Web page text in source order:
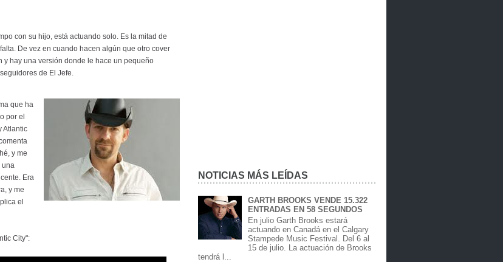
con su hijo, está actuando solo. Es la mitad de
De vez en cuando hacen algún que otro cover
y hay una versión donde le hace un pequeño
de El Jefe.
que ha
por el
Atlantic
y me
una
Era
y me
el
City":
NOTICIAS MÁS LEÍDAS
GARTH BROOKS VENDE 15.322
ENTRADAS EN 58 SEGUNDOS
En julio Garth Brooks estará
actuando en Canadá en el Calgary
Stampede Music Festival. Del 6 al
15 de julio. La actuación de Brooks
tendrá l...